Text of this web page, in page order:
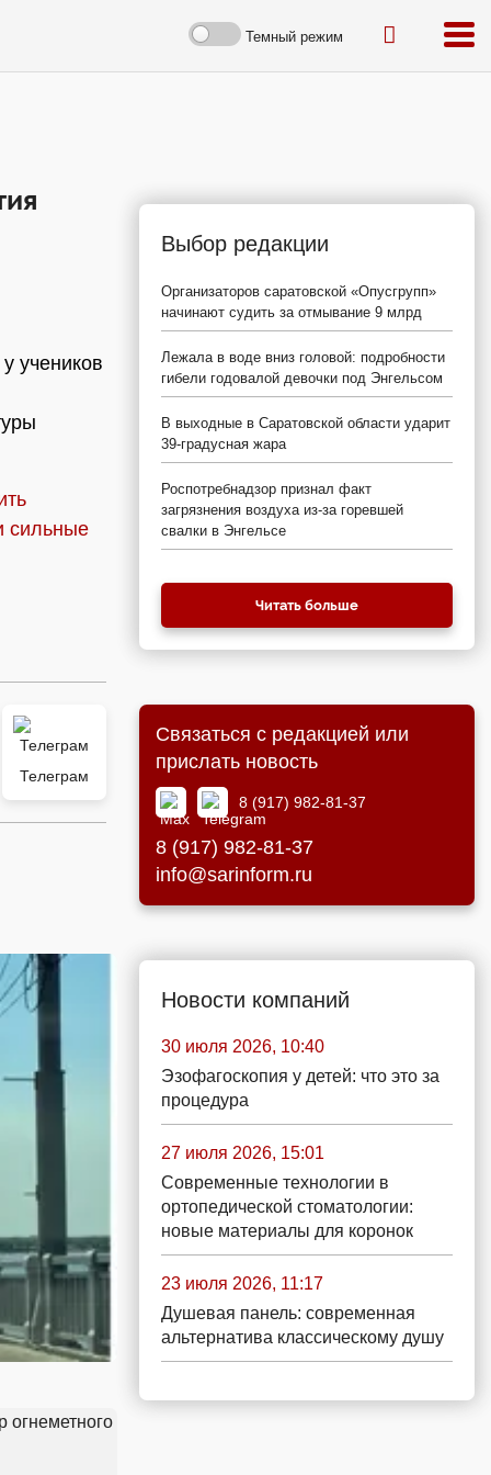
Темный режим
учеников
сильные
Телеграм
Выбор редакции
Организаторов саратовской «Опусгрупп»
начинают судить за отмывание 9 млрд
Лежала в воде вниз головой: подробности
гибели годовалой девочки под Энгельсом
В выходные в Саратовской области ударит
39-градусная жара
Роспотребнадзор признал факт
загрязнения воздуха из-за горевшей
свалки в Энгельсе
Читать больше
Связаться с редакцией или
прислать новость
8 (917) 982-81-37
8 (917) 982-81-37
info@sarinform.ru
Новости компаний
30 июля 2026, 10:40
Эзофагоскопия у детей: что это за
процедура
27 июля 2026, 15:01
Современные технологии в
ортопедической стоматологии:
новые материалы для коронок
23 июля 2026, 11:17
Душевая панель: современная
альтернатива классическому душу